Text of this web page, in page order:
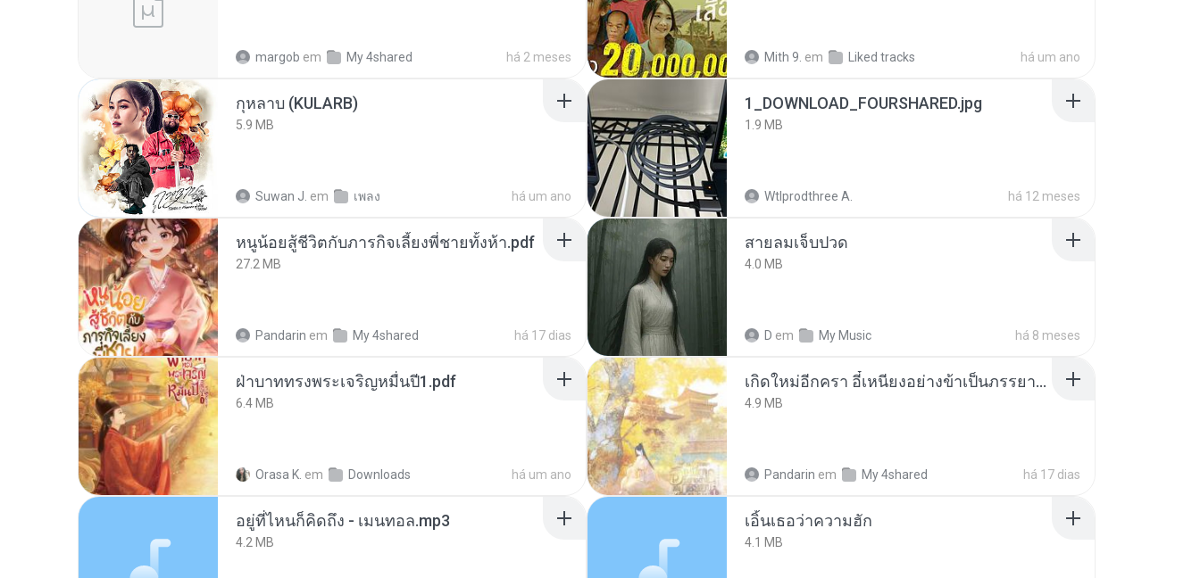
margob em My 4shared há 2 meses Mith 9. em Liked tracks há um ano
กุหลาบ (KULARB)
5.9 MB
Suwan J. em เพลง há um ano
1_DOWNLOAD_FOURSHARED.jpg
1.9 MB
Wtlprodthree A. há 12 meses
หนูน้อยสู้ชีวิตกับภารกิจเลี้ยงพี่ชายทั้งห้า.pdf
27.2 MB
Pandarin em My 4shared há 17 dias
สายลมเจ็บปวด
4.0 MB
D em My Music há 8 meses
ฝ่าบาททรงพระเจริญหมื่นปี1.pdf
6.4 MB
Orasa K. em Downloads há um ano
เกิดใหม่อีกครา อี๋เหนียงอย่างข้าเป็นภรรยาขุนนาง 1_ST.pdf
4.9 MB
Pandarin em My 4shared há 17 dias
อยู่ที่ไหนก็คิดถึง - เมนทอล.mp3
4.2 MB
เอิ้นเธอว่าความฮัก
4.1 MB